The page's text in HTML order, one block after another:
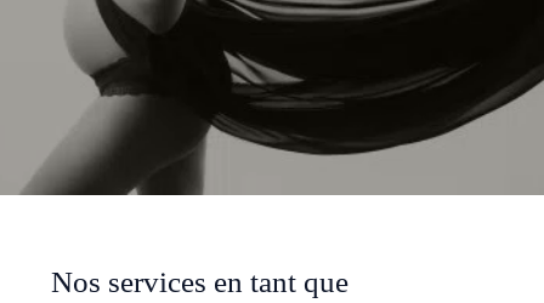
Nos services en tant que